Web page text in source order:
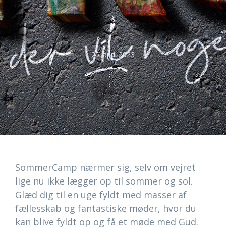
25. april 2023
SommerCamp nærmer sig, selv om vejret
lige nu ikke lægger op til sommer og sol.
Glæd dig til en uge fyldt med masser af
fællesskab og fantastiske møder, hvor du
kan blive fyldt op og få et møde med Gud.